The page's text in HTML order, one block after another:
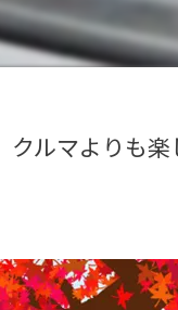
クルマよりも